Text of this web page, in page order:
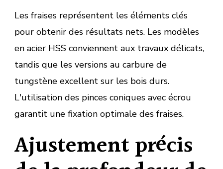
Les fraises représentent les éléments clés
pour obtenir des résultats nets. Les modèles
en acier HSS conviennent aux travaux délicats,
tandis que les versions au carbure de
tungstène excellent sur les bois durs.
L'utilisation des pinces coniques avec écrou
garantit une fixation optimale des fraises.
Ajustement précis